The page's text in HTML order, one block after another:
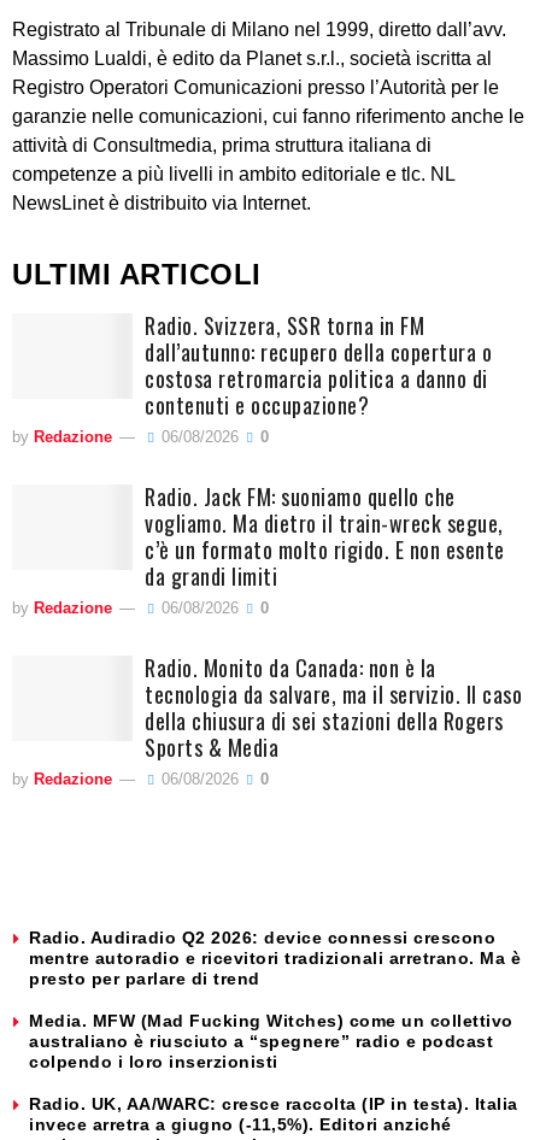
Registrato al Tribunale di Milano nel 1999, diretto dall’avv.
Massimo Lualdi, è edito da Planet s.r.l., società iscritta al
Registro Operatori Comunicazioni presso l’Autorità per le
garanzie nelle comunicazioni, cui fanno riferimento anche le
attività di Consultmedia, prima struttura italiana di
competenze a più livelli in ambito editoriale e tlc. NL
NewsLinet è distribuito via Internet.
ULTIMI ARTICOLI
Radio. Svizzera, SSR torna in FM
dall’autunno: recupero della copertura o
costosa retromarcia politica a danno di
contenuti e occupazione?
by Redazione 06/08/2026 0
Radio. Jack FM: suoniamo quello che
vogliamo. Ma dietro il train-wreck segue,
c’è un formato molto rigido. E non esente
da grandi limiti
by Redazione 06/08/2026 0
Radio. Monito da Canada: non è la
tecnologia da salvare, ma il servizio. Il caso
della chiusura di sei stazioni della Rogers
Sports & Media
by Redazione 06/08/2026 0
Radio. Audiradio Q2 2026: device connessi crescono
mentre autoradio e ricevitori tradizionali arretrano. Ma è
presto per parlare di trend
Media. MFW (Mad Fucking Witches) come un collettivo
australiano è riusciuto a “spegnere” radio e podcast
colpendo i loro inserzionisti
Radio. UK, AA/WARC: cresce raccolta (IP in testa). Italia
invece arretra a giugno (-11,5%). Editori anziché